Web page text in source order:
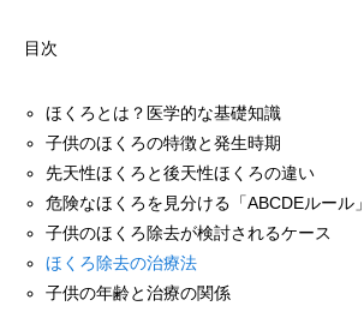
目次
ほくろとは？医学的な基礎知識
子供のほくろの特徴と発生時期
先天性ほくろと後天性ほくろの違い
危険なほくろを見分ける「ABCDEルール」
子供のほくろ除去が検討されるケース
ほくろ除去の治療法
子供の年齢と治療の関係